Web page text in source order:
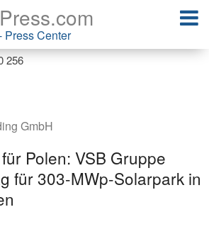
Press Center
GmbH
Polen: VSB Gruppe
für 303-MWp-Solarpark in